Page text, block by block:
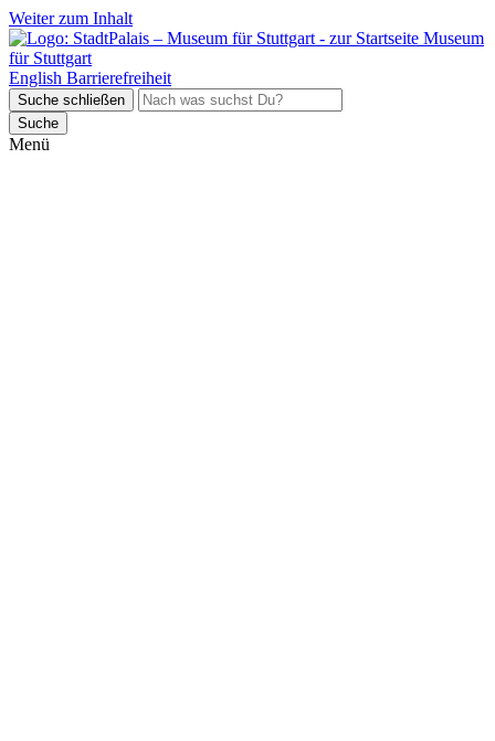
Weiter zum Inhalt
Museum
für Stuttgart
English Barrierefreiheit
Suche schließen
Suche
Menü